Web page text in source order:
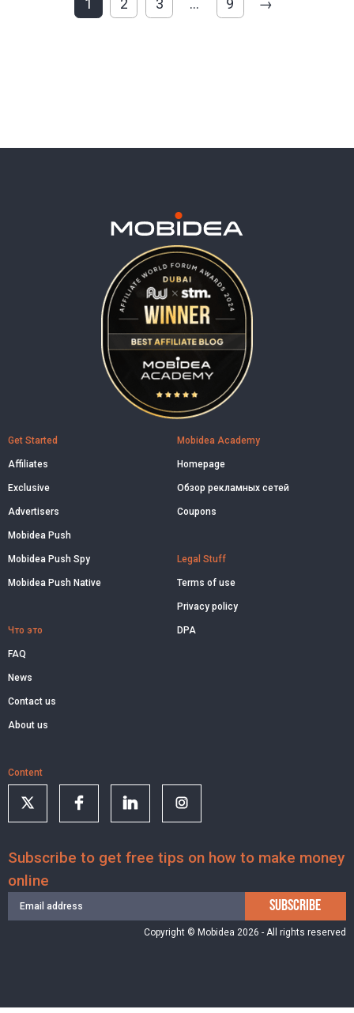
1 2 3 … 9 →
Get Started
Affiliates
Exclusive
Advertisers
Mobidea Push
Mobidea Push Spy
Mobidea Push Native
Что это
FAQ
News
Contact us
About us
Mobidea Academy
Homepage
Обзор рекламных сетей
Coupons
Legal Stuff
Terms of use
Privacy policy
DPA
Content
Subscribe to get free tips on how to make money
online
SUBSCRIBE
Copyright © Mobidea 2026 - All rights reserved